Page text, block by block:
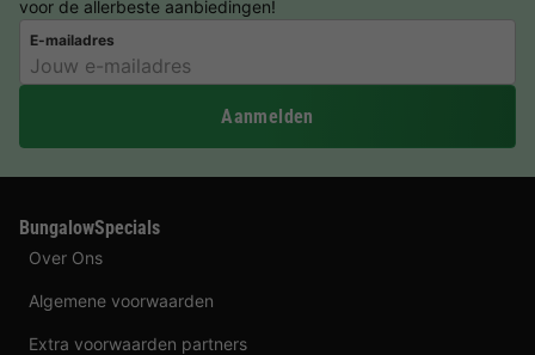
voor de allerbeste aanbiedingen!
E-mailadres
Aanmelden
BungalowSpecials
Over Ons
Algemene voorwaarden
Extra voorwaarden partners